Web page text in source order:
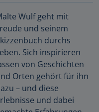
Wulf geht mit
und seinem
durchs
Sich inspirieren
von Geschichten
Orten gehört für ihn
– und diese
und dabei